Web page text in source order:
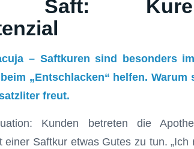
Saft:
– Saftkuren sind besonders
„Entschlacken“ helfen. Warum
freut.
Kunden betreten die
Saftkur etwas Gutes zu tun. „Ich